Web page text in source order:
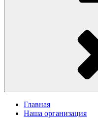
Главная
Наша организация